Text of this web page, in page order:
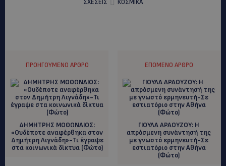
ΣΧΕΣΕΙΣ
ΚΟΣΜΙΚΑ
ΠΡΟΗΓΟΎΜΕΝΟ ΆΡΘΡΟ
ΔΗΜΗΤΡΗΣ ΜΟΘΩΝΑΙΟΣ:
«Ουδέποτε αναφέρθηκα στον
Δημήτρη Λιγνάδη»-Τι έγραψε
στα κοινωνικά δίκτυα (Φώτο)
ΕΠΌΜΕΝΟ ΆΡΘΡΟ
ΓΙΟΥΛΑ ΑΡΑΟΥΖΟΥ: Η
απρόσμενη συνάντησή της
με γνωστό ερμηνευτή-Σε
εστιατόριο στην Αθήνα
(Φώτο)